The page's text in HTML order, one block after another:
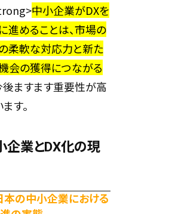
中小企業がDXを
進めることは、市場の
柔軟な対応力と新た
会の獲得につながる
後ますます重要性が高
す。
企業とDX化の現
本の中小企業における